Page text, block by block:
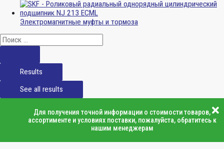
Электромагнитные муфты и тормоза
Results
See all results
Для получения точной информации о стоимости товаров,
ассортименте и условиях поставки, пожалуйста, обратитесь к
нашим менеджерам